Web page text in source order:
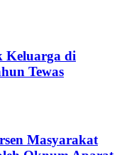
Keluarga di
Tewas
Masyarakat